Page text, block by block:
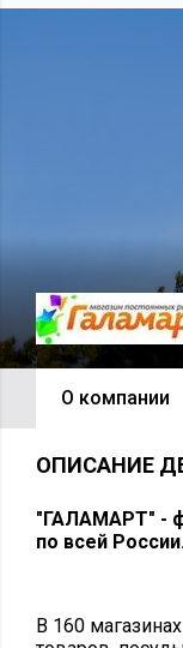
О компании
ОПИСАНИЕ
"ГАЛАМАРТ" -
по всей
В 160